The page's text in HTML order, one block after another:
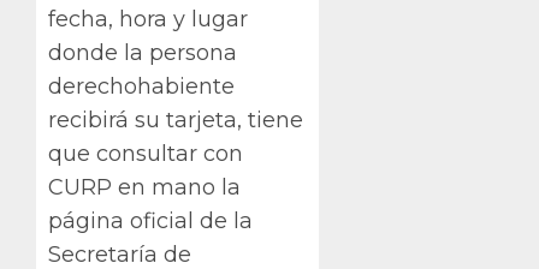
fecha, hora y lugar
donde la persona
derechohabiente
recibirá su tarjeta, tiene
que consultar con
CURP en mano la
página oficial de la
Secretaría de